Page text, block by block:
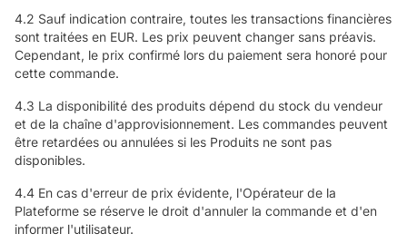
4.2 Sauf indication contraire, toutes les transactions financières
sont traitées en EUR. Les prix peuvent changer sans préavis.
Cependant, le prix confirmé lors du paiement sera honoré pour
cette commande.
4.3 La disponibilité des produits dépend du stock du vendeur
et de la chaîne d'approvisionnement. Les commandes peuvent
être retardées ou annulées si les Produits ne sont pas
disponibles.
4.4 En cas d'erreur de prix évidente, l'Opérateur de la
Plateforme se réserve le droit d'annuler la commande et d'en
informer l'utilisateur.